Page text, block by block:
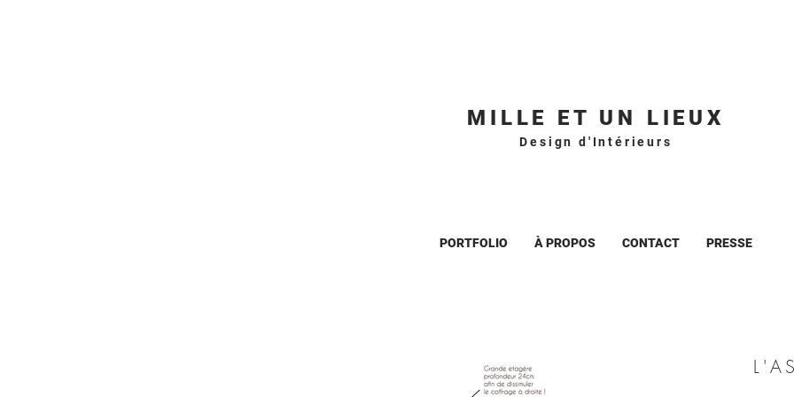
MILLE ET UN LIEUX
Design d'Intérieurs
PORTFOLIO À PROPOS CONTACT PRESSE